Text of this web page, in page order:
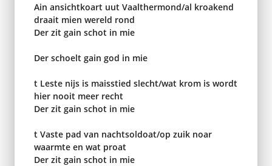
Ain ansichtkoart uut Vaalthermond/al kroakend
draait mien wereld rond
Der zit gain schot in mie
Der schoelt gain god in mie
t Leste nijs is maisstied slecht/wat krom is wordt
hier nooit meer recht
Der zit gain schot in mie
t Vaste pad van nachtsoldoat/op zuik noar
waarmte en wat proat
Der zit gain schot in mie